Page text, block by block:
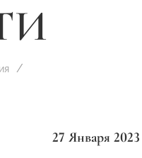
27 Января 2023